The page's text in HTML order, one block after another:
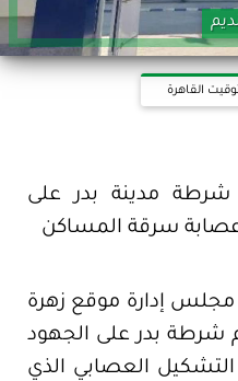
القاهرة
مدينة بدر على
سرقة المساكن
إدارة موقع زهرة
بدر على الجهود
العصابي الذي